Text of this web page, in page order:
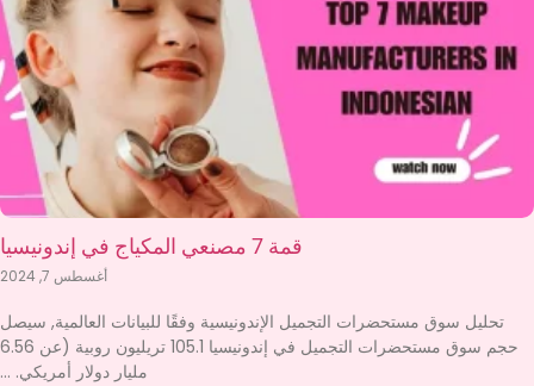
قمة 7 مصنعي المكياج في إندونيسيا
أغسطس 7, 2024
تحليل سوق مستحضرات التجميل الإندونيسية وفقًا للبيانات العالمية, سيصل
حجم سوق مستحضرات التجميل في إندونيسيا 105.1 تريليون روبية (عن 6.56
مليار دولار أمريكي.